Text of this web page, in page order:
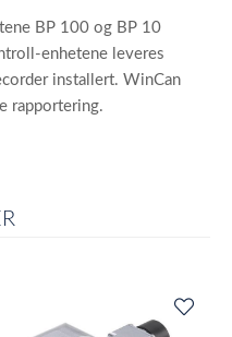
BP 100 og BP 10
enhetene leveres
installert. WinCan
rapportering.